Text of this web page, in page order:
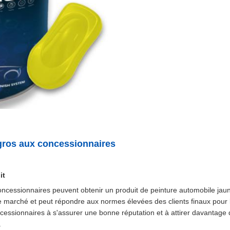
aux concessionnaires
peuvent obtenir un produit de peinture automobile
marché et peut répondre aux normes élevées des clients finaux
à s'assurer une bonne réputation et à attirer